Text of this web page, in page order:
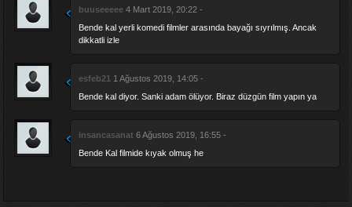
buuseeeee 4 Mart 2019, 20:22 -
Bende kal yerli komedi filmler arasında bayağı sıyrılmış. Ancak
dikkatli izle
esfeb21 1 Ağustos 2019, 14:05 -
Bende kal diyor. Sanki adam ölüyor. Biraz düzgün film yapın ya
insancasanat 6 Ağustos 2019, 16:55 -
Bende Kal filmide kıyak olmuş he